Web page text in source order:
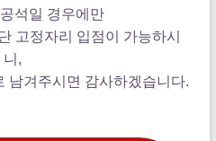
석일 경우에만
고정자리 입점이 가능하시
니,
남겨주시면 감사하겠습니다.